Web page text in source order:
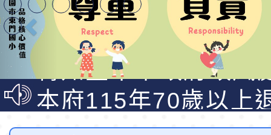
特殊教育學生及幼兒
明手冊(修訂版)與學
說明影片
轉知臺中市政府政風
光城市手牽手，綠能
走」動畫影片
本府115年70歲以上
員健康講座「吃得安
清華光罩教學專業論